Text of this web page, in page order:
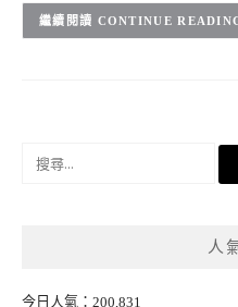
CONTINUE
人
今日人氣：200,831